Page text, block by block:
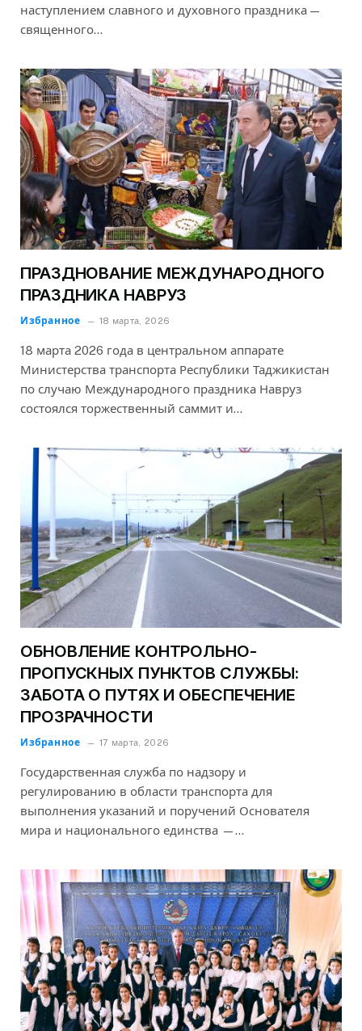
наступлением славного и духовного праздника —
священного…
ПРАЗДНОВАНИЕ МЕЖДУНАРОДНОГО
ПРАЗДНИКА НАВРУЗ
Избранное 18 марта, 2026
18 марта 2026 года в центральном аппарате
Министерства транспорта Республики Таджикистан
по случаю Международного праздника Навруз
состоялся торжественный саммит и…
ОБНОВЛЕНИЕ КОНТРОЛЬНО-
ПРОПУСКНЫХ ПУНКТОВ СЛУЖБЫ:
ЗАБОТА О ПУТЯХ И ОБЕСПЕЧЕНИЕ
ПРОЗРАЧНОСТИ
Избранное 17 марта, 2026
Государственная служба по надзору и
регулированию в области транспорта для
выполнения указаний и поручений Основателя
мира и национального единства —…